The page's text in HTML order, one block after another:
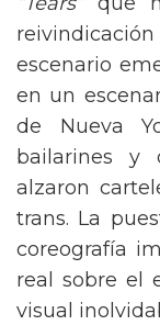
escenario
en un
de Nueva
bailarines y
alzaron
trans. La
coreografía
real sobre el
visual